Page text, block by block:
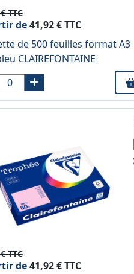
TTC
de41,92 € TTC
de 500 feuilles format A3
CLAIREFONTAINE
TTC
de41,92 € TTC